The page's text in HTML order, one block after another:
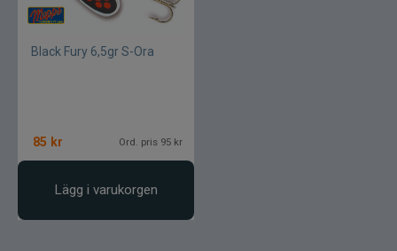
Black Fury 6,5gr S-Ora
85 kr Ord. pris 95 kr
Lägg i varukorgen